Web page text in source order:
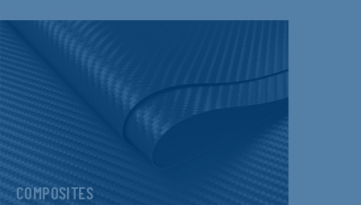
COMPOSITES